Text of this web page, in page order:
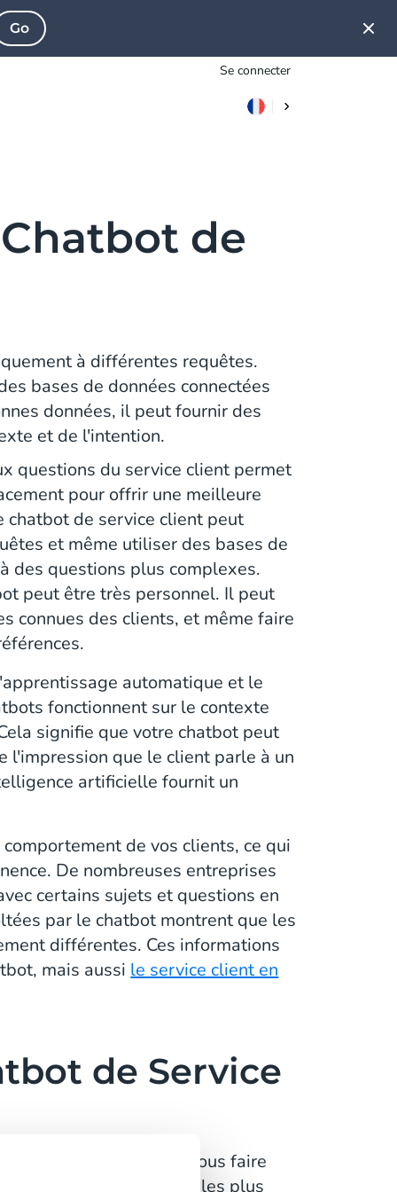
Se connecter
de
à différentes requêtes.
bases de données connectées
données, il peut fournir des
et de l'intention.
questions du service client permet
pour offrir une meilleure
chatbot de service client peut
et même utiliser des bases de
des questions plus complexes.
peut être très personnel. Il peut
connues des clients, et même faire
automatique et le
fonctionnent sur le contexte
signifie que votre chatbot peut
l'impression que le client parle à un
artificielle fournit un
de vos clients, ce qui
De nombreuses entreprises
certains sujets et questions en
par le chatbot montrent que les
différentes. Ces informations
mais aussi le service client en
de Service
de service client peut vous faire
Les avantages les plus
Go